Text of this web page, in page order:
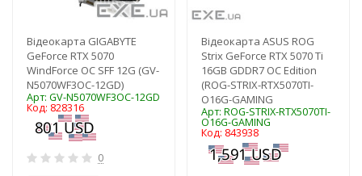
Відеокарта GIGABYTE
GeForce RTX 5070
WindForce OC SFF 12G (GV-
N5070WF3OC-12GD)
Арт: GV-N5070WF3OC-12GD
Код: 828316
0
Відеокарта ASUS ROG
Strix GeForce RTX 5070 Ti
16GB GDDR7 OC Edition
(ROG-STRIX-RTX5070TI-
O16G-GAMING
Арт: ROG-STRIX-RTX5070TI-
O16G-GAMING
Код: 843938